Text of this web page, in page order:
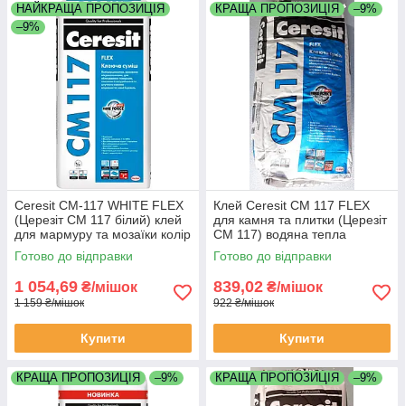
НАЙКРАЩА ПРОПОЗИЦІЯ
–9%
Ceresit CM-117 WHITE FLEX
(Церезіт СМ 117 білий) клей
для мармуру та мозаїки колір
білий 25 кг
Готово до відправки
1 054,69 ₴/мішок
1 159 ₴/мішок
Купити
КРАЩА ПРОПОЗИЦІЯ –9%
Клей Ceresit CM 117 FLEX
для камня та плитки (Церезіт
СМ 117) водяна тепла
підлога 25 кг мішок
Готово до відправки
839,02 ₴/мішок
922 ₴/мішок
Купити
КРАЩА ПРОПОЗИЦІЯ –9% КРАЩА ПРОПОЗИЦІЯ –9%